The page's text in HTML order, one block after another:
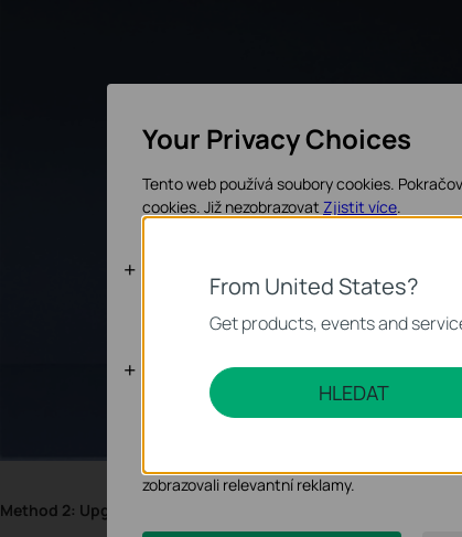
Method 2: Upgrade firmware locally
From United States?
Get products, events and
HLEDAT
Your Privacy Choices
Tento web používá soubory cookies.
cookies. Již nezobrazovat Zjistit více.
Analytické a marketingové
Soubory cookie pro nám umožňují
zobrazovali relevantní reklamy.